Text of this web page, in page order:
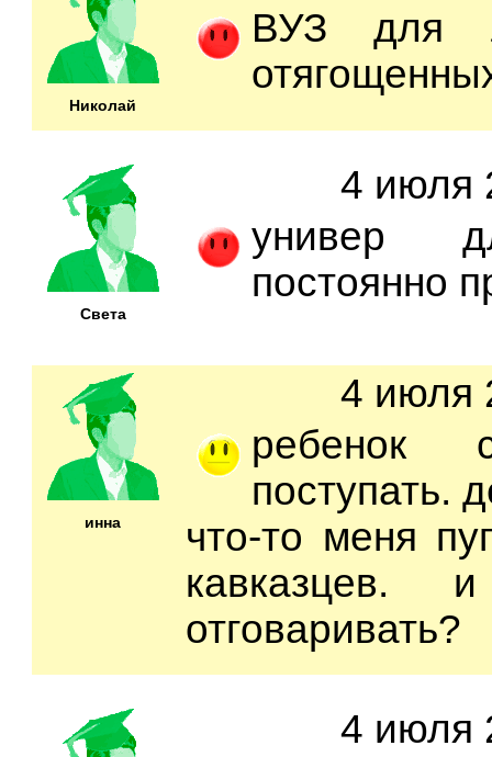
Николай
ВУЗ для
Света
4 июля
универ
постоянно
инна
4 июля
ребенок
поступать.
что-то меня
кавказцев.
отговаривать?
4 июля